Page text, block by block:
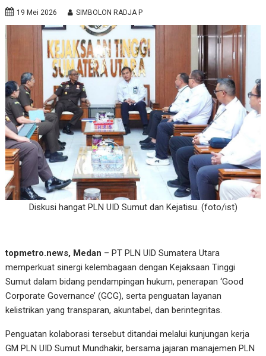
19 Mei 2026 SIMBOLON RADJA P
Diskusi hangat PLN UID Sumut dan Kejatisu. (foto/ist)
topmetro.news, Medan – PT PLN UID Sumatera Utara
memperkuat sinergi kelembagaan dengan Kejaksaan Tinggi
Sumut dalam bidang pendampingan hukum, penerapan ‘Good
Corporate Governance’ (GCG), serta penguatan layanan
kelistrikan yang transparan, akuntabel, dan berintegritas.
Penguatan kolaborasi tersebut ditandai melalui kunjungan kerja
GM PLN UID Sumut Mundhakir, bersama jajaran manajemen PLN